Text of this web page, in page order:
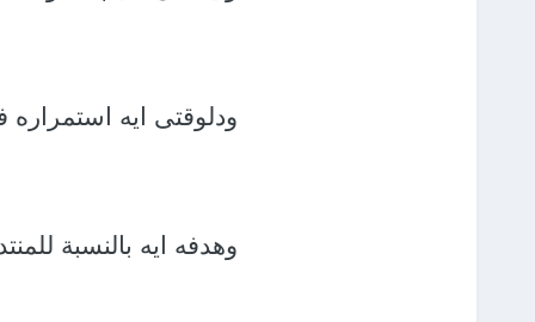
ودلوقتى ايه
وهدفه ايه بالنسبة